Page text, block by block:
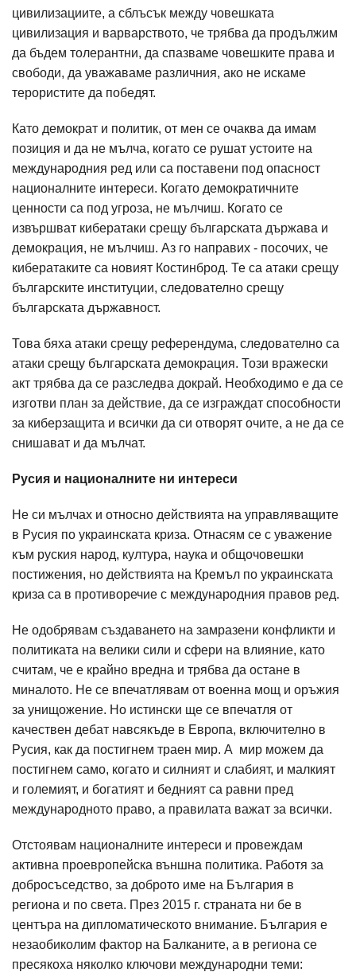
цивилизациите, а сблъсък между човешката
цивилизация и варварството, че трябва да продължим
да бъдем толерантни, да спазваме човешките права и
свободи, да уважаваме различния, ако не искаме
терористите да победят.
Като демократ и политик, от мен се очаква да имам
позиция и да не мълча, когато се рушат устоите на
международния ред или са поставени под опасност
националните интереси. Когато демократичните
ценности са под угроза, не мълчиш. Когато се
извършват кибератаки срещу българската държава и
демокрация, не мълчиш. Аз го направих - посочих, че
кибератаките са новият Костинброд. Те са атаки срещу
българските институции, следователно срещу
българската държавност.
Това бяха атаки срещу референдума, следователно са
атаки срещу българската демокрация. Този вражески
акт трябва да се разследва докрай. Необходимо е да се
изготви план за действие, да се изграждат способности
за киберзащита и всички да си отворят очите, а не да се
снишават и да мълчат.
Русия и националните ни интереси
Не си мълчах и относно действията на управляващите
в Русия по украинската криза. Отнасям се с уважение
към руския народ, култура, наука и общочовешки
постижения, но действията на Кремъл по украинската
криза са в противоречие с международния правов ред.
Не одобрявам създаването на замразени конфликти и
политиката на велики сили и сфери на влияние, като
считам, че е крайно вредна и трябва да остане в
миналото. Не се впечатлявам от военна мощ и оръжия
за унищожение. Но истински ще се впечатля от
качествен дебат навсякъде в Европа, включително в
Русия, как да постигнем траен мир. А мир можем да
постигнем само, когато и силният и слабият, и малкият
и големият, и богатият и бедният са равни пред
международното право, а правилата важат за всички.
Отстоявам националните интереси и провеждам
активна проевропейска външна политика. Работя за
добросъседство, за доброто име на България в
региона и по света. През 2015 г. страната ни бе в
центъра на дипломатическото внимание. България е
незаобиколим фактор на Балканите, а в региона се
пресякоха няколко ключови международни теми: